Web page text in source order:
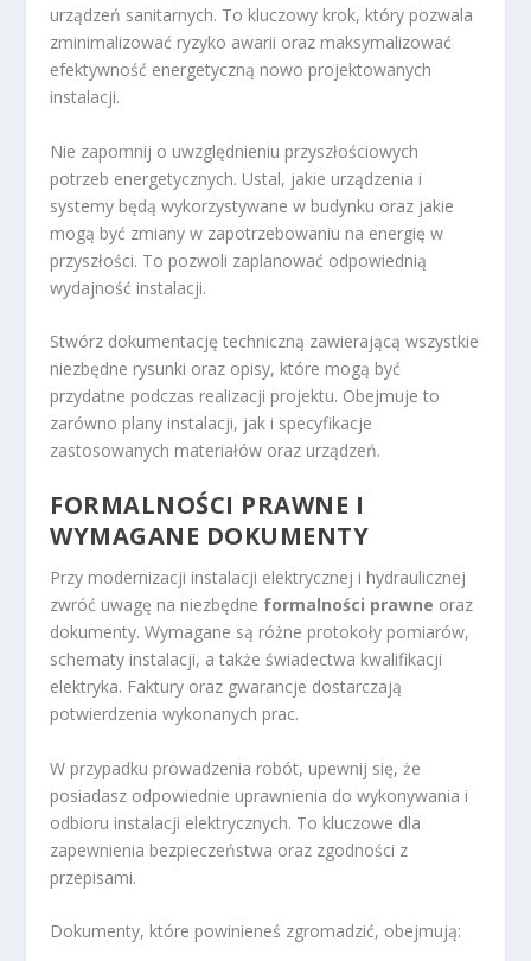
urządzeń sanitarnych. To kluczowy krok, który pozwala
zminimalizować ryzyko awarii oraz maksymalizować
efektywność energetyczną nowo projektowanych
instalacji.
Nie zapomnij o uwzględnieniu przyszłościowych
potrzeb energetycznych. Ustal, jakie urządzenia i
systemy będą wykorzystywane w budynku oraz jakie
mogą być zmiany w zapotrzebowaniu na energię w
przyszłości. To pozwoli zaplanować odpowiednią
wydajność instalacji.
Stwórz dokumentację techniczną zawierającą wszystkie
niezbędne rysunki oraz opisy, które mogą być
przydatne podczas realizacji projektu. Obejmuje to
zarówno plany instalacji, jak i specyfikacje
zastosowanych materiałów oraz urządzeń.
FORMALNOŚCI PRAWNE I
WYMAGANE DOKUMENTY
Przy modernizacji instalacji elektrycznej i hydraulicznej
zwróć uwagę na niezbędne formalności prawne oraz
dokumenty. Wymagane są różne protokoły pomiarów,
schematy instalacji, a także świadectwa kwalifikacji
elektryka. Faktury oraz gwarancje dostarczają
potwierdzenia wykonanych prac.
W przypadku prowadzenia robót, upewnij się, że
posiadasz odpowiednie uprawnienia do wykonywania i
odbioru instalacji elektrycznych. To kluczowe dla
zapewnienia bezpieczeństwa oraz zgodności z
przepisami.
Dokumenty, które powinieneś zgromadzić, obejmują: